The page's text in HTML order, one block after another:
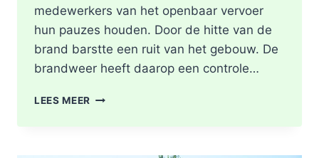
medewerkers van het openbaar vervoer
hun pauzes houden. Door de hitte van de
brand barstte een ruit van het gebouw. De
brandweer heeft daarop een controle…
LEES MEER SCOOTER